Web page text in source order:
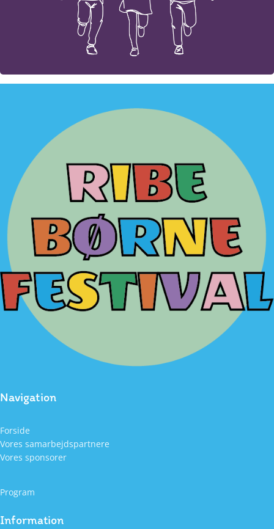
Navigation
Forside
Vores samarbejdspartnere
Vores sponsorer
Program
Information